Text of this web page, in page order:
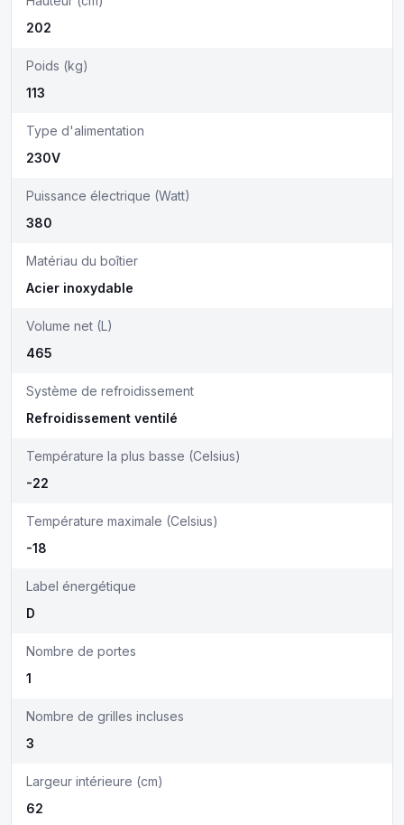
202
Poids (kg)
113
Type d'alimentation
230V
Puissance électrique (Watt)
380
Matériau du boîtier
Acier inoxydable
Volume net (L)
465
Système de refroidissement
Refroidissement ventilé
Température la plus basse (Celsius)
-22
Température maximale (Celsius)
-18
Label énergétique
D
Nombre de portes
1
Nombre de grilles incluses
3
Largeur intérieure (cm)
62